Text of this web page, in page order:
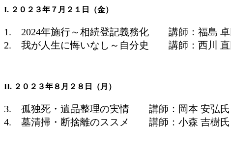
I. ２０２３年７月２１日（金）
1. 2024年施行～相続登記義務化 講師：福島 卓
2. 我が人生に悔いなし～自分史 講師：西川 直
II. ２０２３年８月２８日（月）
3. 孤独死・遺品整理の実情 講師：岡本 安弘氏
4. 墓清掃・断捨離のススメ 講師：小森 吉樹氏